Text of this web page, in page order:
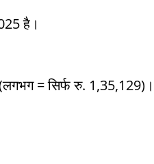
है।
= सिर्फ रु. 1,35,129)।